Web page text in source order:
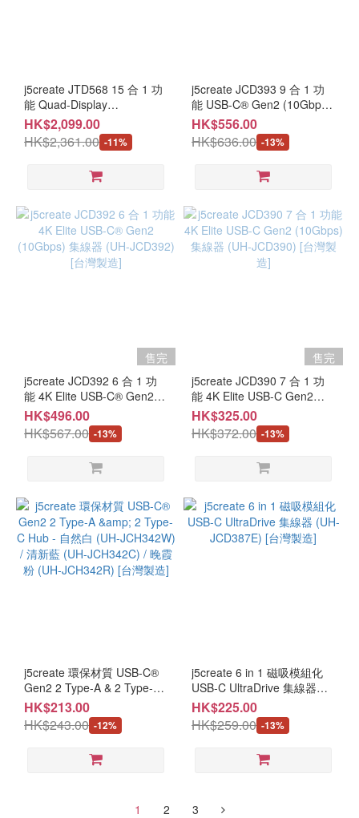
j5create JTD568 15 合 1 功
能 Quad-Display
Thunderbolt 4 擴充插座
(UH-JTD568) [台灣製造]
HK$2,099.00
HK$2,361.00 -11%
j5create JCD393 9 合 1 功
能 USB-C® Gen2 (10Gbps)
集線器 (UH-JCD393) [台灣
製造]
HK$556.00
HK$636.00 -13%
售完
j5create JCD392 6 合 1 功
能 4K Elite USB-C® Gen2
(10Gbps) 集線器 (UH-
JCD392) [台灣製造]
HK$496.00
HK$567.00 -13%
售完
j5create JCD390 7 合 1 功
能 4K Elite USB-C Gen2
(10Gbps) 集線器 (UH-
JCD390) [台灣製造]
HK$325.00
HK$372.00 -13%
j5create 環保材質 USB-C®
Gen2 2 Type-A & 2 Type-C
Hub - 自然白 (UH-
JCH342W) / 清新藍 (UH-
JCH342C) / 晚霞粉 (UH-
HK$213.00
HK$243.00 -12%
j5create 6 in 1 磁吸模組化
USB-C UltraDrive 集線器
(UH-JCD387E) [台灣製造]
HK$225.00
HK$259.00 -13%
1 2 3